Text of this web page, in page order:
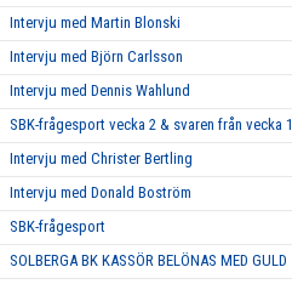
Intervju med Martin Blonski
Intervju med Björn Carlsson
Intervju med Dennis Wahlund
SBK-frågesport vecka 2 & svaren från vecka 1
Intervju med Christer Bertling
Intervju med Donald Boström
SBK-frågesport
SOLBERGA BK KASSÖR BELÖNAS MED GULD